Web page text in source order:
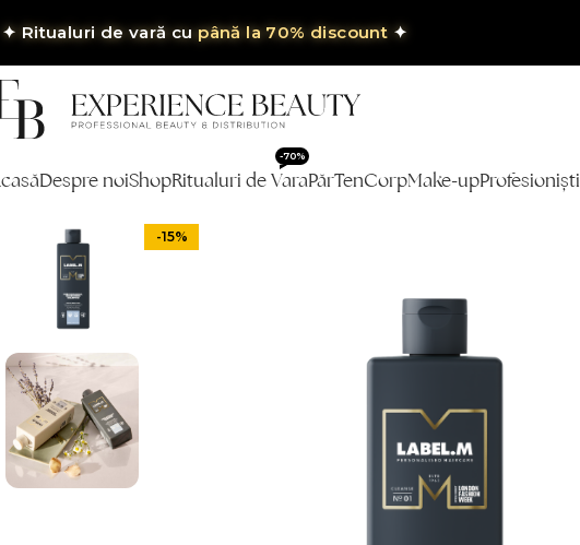
✦ Ritualuri de vară cupână la 70% discount ✦
Despre noiShopRitualuri de Vara
-70%
PărTenCorpMake-upProfesioniști
-15%